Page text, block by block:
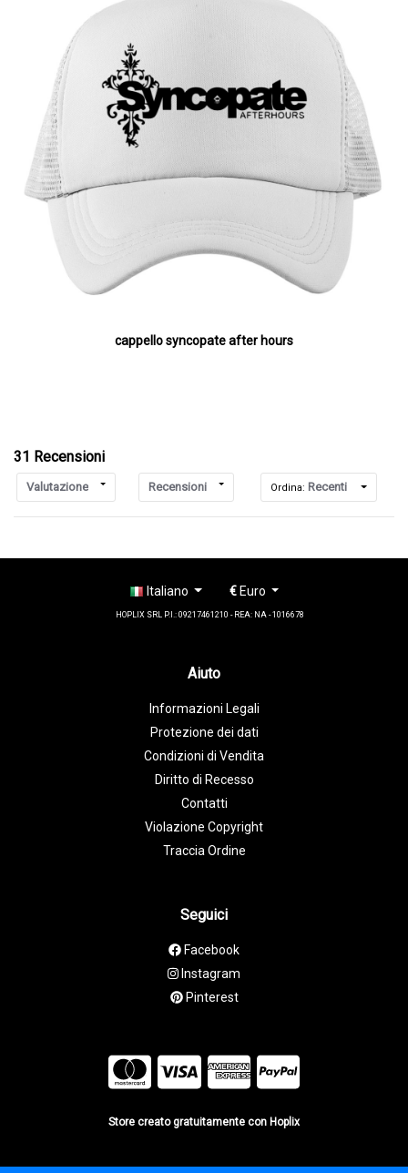
cappello syncopate after hours
31 Recensioni
Valutazione Recensioni Ordina: Recenti
Italiano €Euro
HOPLIX SRL P.I.: 09217461210 - REA: NA - 1016678
Aiuto
Informazioni Legali
Protezione dei dati
Condizioni di Vendita
Diritto di Recesso
Contatti
Violazione Copyright
Traccia Ordine
Seguici
Facebook
Instagram
Pinterest
Store creato gratuitamente con Hoplix